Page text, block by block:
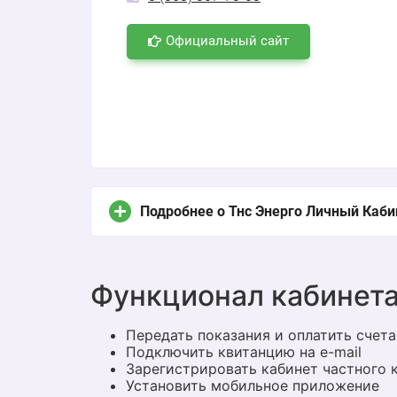
Официальный сайт
Подробнее о Тнс Энерго Личный
Публичное акционерное общество «ТНС
гарантирующим поставщиком на
Предприятие создано в 2005 году (до
Функционал кабинета
Передать показания и оплатить счета
Подключить квитанцию на e-mail
Зарегистрировать кабинет частного
Установить мобильное приложение